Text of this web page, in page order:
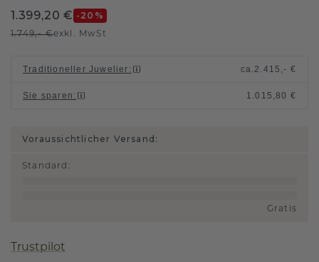
1.399,20 € -20 %
1.749,- €exkl. MwSt
Traditioneller Juwelier : ca.2.415,- €
Sie sparen : 1.015,80 €
Voraussichtlicher Versand:
Standard :
Gratis
Trustpilot